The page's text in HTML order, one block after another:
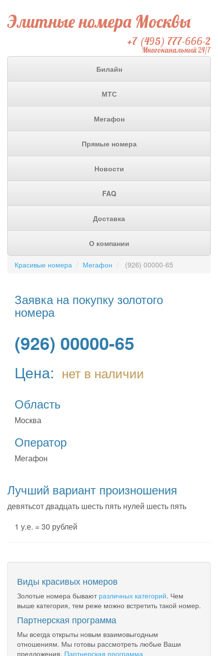
Элитные номера Москвы
+7 (495) 777-666-2
Многоканальный 24/7
Билайн
МТС
Мегафон
Прямые номера
Новости
FAQ
Доставка
О компании
Красивые номера Мегафон (926) 00000-65
Заявка на покупку золотого
номера
(926) 00000-65
Цена: нет в наличии
Область
Москва
Оператор
Мегафон
Лучший вариант произношения
девятьсот двадцать шесть пять нулей шесть пять
1 у.е. = 30 рублей
Виды красивых номеров
Золотые номера бывают различных категорий. Чем
выше категория, тем реже можно встретить такой номер.
Партнерская программа
Мы всегда открыты новым взаимовыгодным
отношениям. Мы готовы рассмотреть любые Ваши
предложения. Партнерская программа